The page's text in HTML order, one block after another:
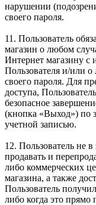
нарушении
своего пароля.
11. Пользователь
магазин о любом
Интернет магазину с
Пользователя и/или
своего пароля. Для
доступа,
безопасное
(кнопка «Выход») по
учетной записью.
12. Пользователь не
продавать и
либо коммерческих
магазина, а также
Пользователь
либо когда это прямо